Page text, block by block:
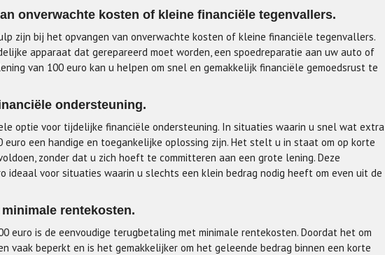
onverwachte kosten of kleine financiële tegenvallers.
zijn bij het opvangen van onverwachte kosten of kleine financiële tegenvallers.
apparaat dat gerepareerd moet worden, een spoedreparatie aan uw auto of
van 100 euro kan u helpen om snel en gemakkelijk financiële gemoedsrust te
ondersteuning.
optie voor tijdelijke financiële ondersteuning. In situaties waarin u snel wat extra
een handige en toegankelijke oplossing zijn. Het stelt u in staat om op korte
zonder dat u zich hoeft te committeren aan een grote lening. Deze
voor situaties waarin u slechts een klein bedrag nodig heeft om even uit de
rentekosten.
euro is de eenvoudige terugbetaling met minimale rentekosten. Doordat het om
vaak beperkt en is het gemakkelijker om het geleende bedrag binnen een korte